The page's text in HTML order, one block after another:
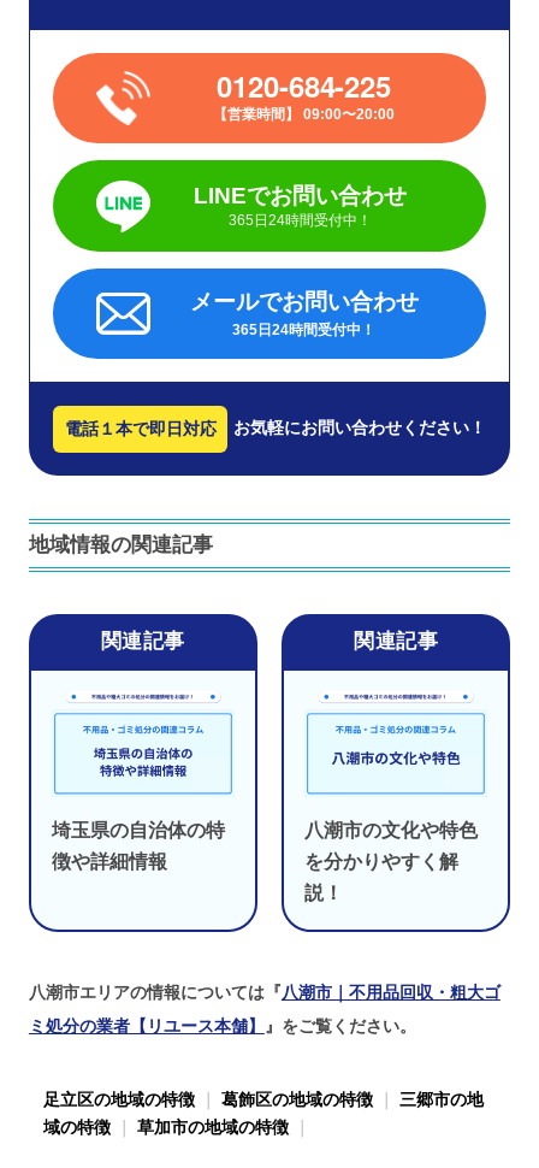
0120-684-225
営業時間 09:00〜20:00
LINEでお問い合わせ
365日24時間受付中！
メールでお問い合わせ
365日24時間受付中！
電話１本で即日対応 お気軽にお問い合わせください！
地域情報の関連記事
埼玉県の自治体の特
徴や詳細情報
八潮市の文化や特色
を分かりやすく解
説！
八潮市エリアの情報については『八潮市｜不用品回収・粗大ゴ
ミ処分の業者【リユース本舗】 』をご覧ください。
足立区の地域の特徴｜ 葛飾区の地域の特徴｜ 三郷市の地
域の特徴｜ 草加市の地域の特徴｜